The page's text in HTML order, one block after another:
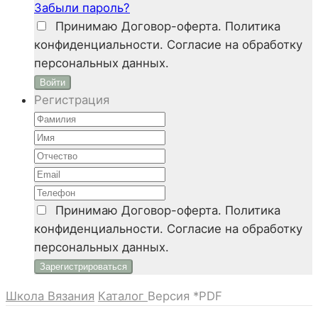
Забыли пароль?
Принимаю Договор-оферта. Политика
конфиденциальности. Согласие на обработку
персональных данных.
Войти
Регистрация
Принимаю Договор-оферта. Политика
конфиденциальности. Согласие на обработку
персональных данных.
Школа Вязания Каталог Версия *PDF